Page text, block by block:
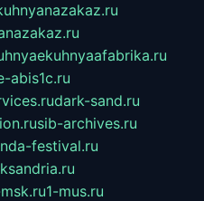
abis1c.ru
dark-sand.ru
sib-archives.ru
festival.ru
1-mus.ru